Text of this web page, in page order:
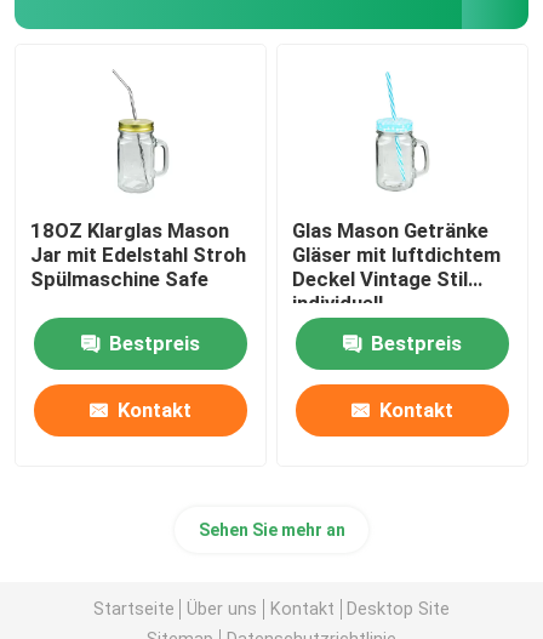
18OZ Klarglas Mason
Jar mit Edelstahl Stroh
Spülmaschine Safe
Bestpreis
Kontakt
Glas Mason Getränke
Gläser mit luftdichtem
Deckel Vintage Stil
individuell
Bestpreis
Kontakt
Sehen Sie mehr an
Startseite Über uns Kontakt
Desktop Site